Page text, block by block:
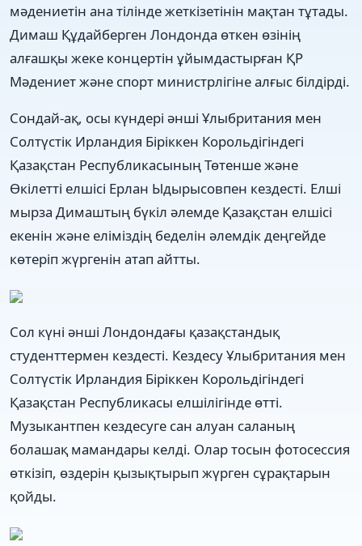
мәдениетін ана тілінде жеткізетінін мақтан тұтады.
Димаш Құдайберген Лондонда өткен өзінің
алғашқы жеке концертін ұйымдастырған ҚР
Мәдениет және спорт министрлігіне алғыс білдірді.
Сондай-ақ, осы күндері әнші Ұлыбритания мен
Солтүстік Ирландия Біріккен Корольдігіндегі
Қазақстан Республикасының Төтенше және
Өкілетті елшісі Ерлан Ыдырысовпен кездесті. Елші
мырза Димаштың бүкіл әлемде Қазақстан елшісі
екенін және еліміздің беделін әлемдік деңгейде
көтеріп жүргенін атап айтты.
Сол күні әнші Лондондағы қазақстандық
студенттермен кездесті. Кездесу Ұлыбритания мен
Солтүстік Ирландия Біріккен Корольдігіндегі
Қазақстан Республикасы елшілігінде өтті.
Музыкантпен кездесуге сан алуан саланың
болашақ мамандары келді. Олар тосын фотосессия
өткізіп, өздерін қызықтырып жүрген сұрақтарын
қойды.